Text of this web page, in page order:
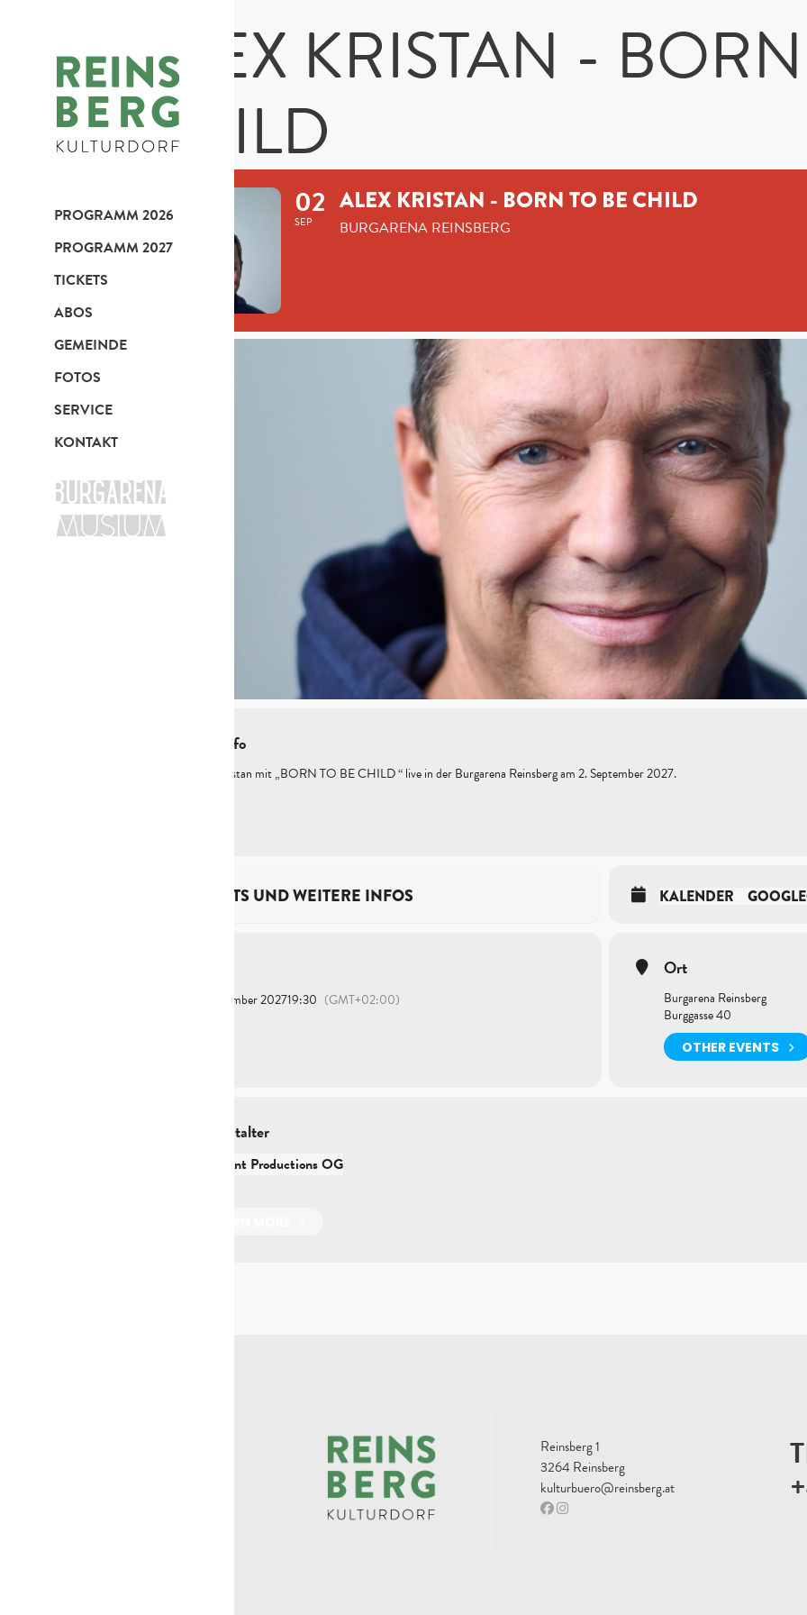
PROGRAMM 2026
PROGRAMM 2027
TICKETS
ABOS
GEMEINDE
FOTOS
SERVICE
KONTAKT
ALEX KRISTAN -
CHILD
02
SEP
ALEX KRISTAN - BORN TO BE CHILD
BURGARENA REINSBERG
Kurzinfo
Alex Kristan mit „BORN TO BE CHILD “ live in der Burgarena Reinsberg am 2. September 2027.
TICKETS UND WEITERE INFOS KALENDER
2. September 202719:30 (GMT+02:00)
Ort
Burgarena Reinsberg
Burggasse 40
OTHER EVENTS
Veranstalter
FG Event Productions OG
Reinsberg 1
3264 Reinsberg
kulturbuero@reinsberg.at